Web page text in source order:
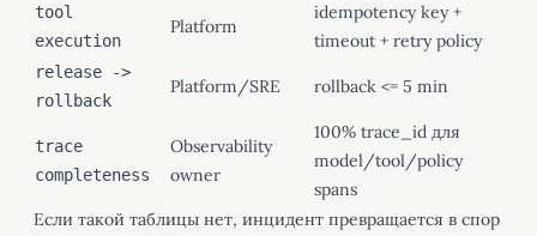
tool
execution
Platform
idempotency key +
timeout + retry policy
release ->
rollback
Platform/SRE rollback <= 5 min
trace
completeness
Observability
owner
100% trace_id для
model/tool/policy
spans
Если такой таблицы нет, инцидент превращается в спор